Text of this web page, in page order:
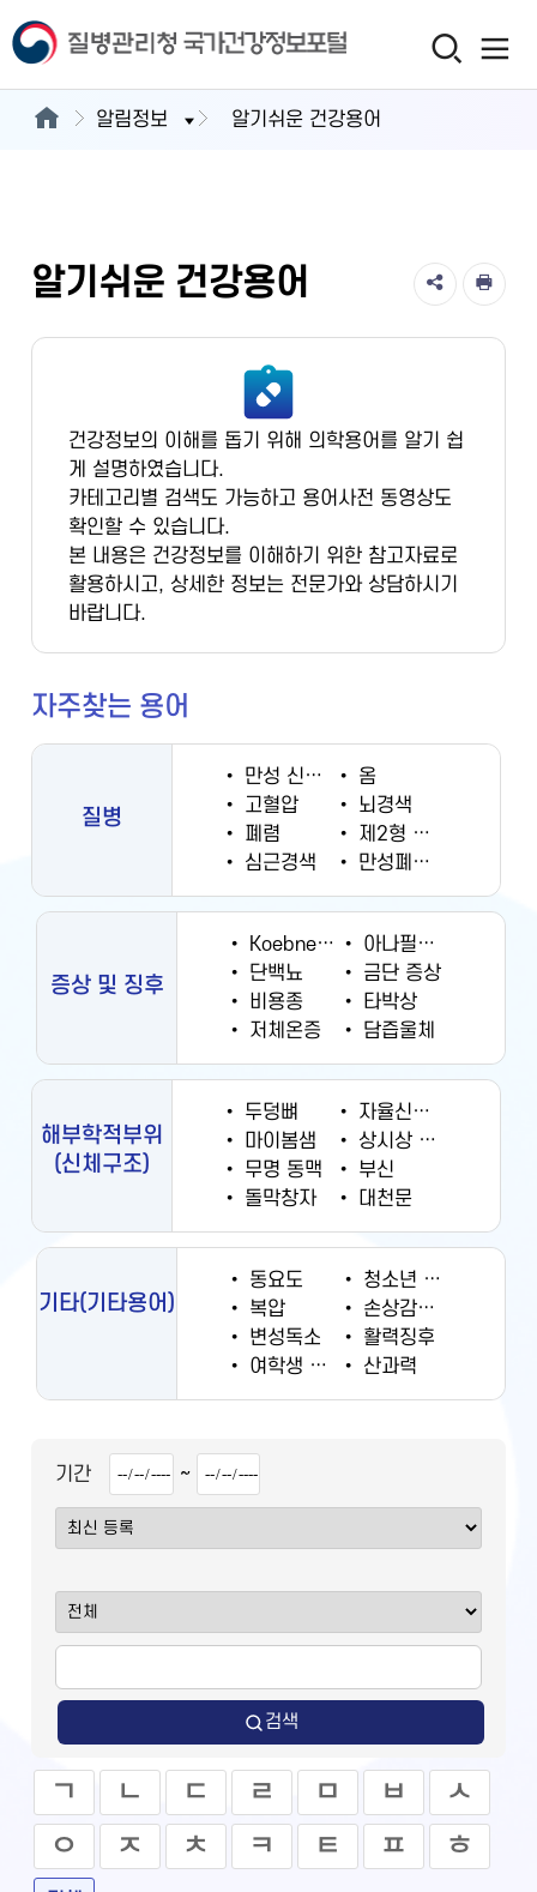
알림정보 알기쉬운 건강용어
알기쉬운 건강용어
건강정보의 이해를 돕기 위해 의학용어를 알기 쉽
게 설명하였습니다.
카테고리별 검색도 가능하고 용어사전 동영상도
확인할 수 있습니다.
본 내용은 건강정보를 이해하기 위한 참고자료로
활용하시고, 상세한 정보는 전문가와 상담하시기
바랍니다.
자주찾는 용어
질병
• 만성 신부전증 •
옴
•
고혈압 •
뇌경색
•
폐렴 •
제2형 당뇨병
•
심근경색 • 만성폐쇄성폐질환
증상 및 징후
• Koebner 현상 •
아나필락시스
•
단백뇨 •
금단 증상
•
비용종 •
타박상
•
저체온증 • 담즙울체
해부학적부위
(신체구조)
• 두덩뼈 •
자율신경계
•
마이봄샘 •
상시상 정맥동
•
무명 동맥 •
부신
•
돌막창자 • 대천문
기타(기타용어)
• 동요도 •
청소년 궐련 현재 흡연율
•
복압 •
손상감시정보
•
변성독소 •
활력징후
•
여학생 흡연율 • 산과력
기간 ~
검색
ㄱ ㄴ ㄷ ㄹ ㅁ ㅂ
ㅅ
ㅇ
ㅈ ㅊ ㅋ ㅌ ㅍ ㅎ